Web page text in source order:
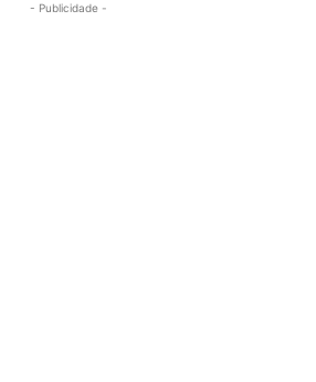
- Publicidade -